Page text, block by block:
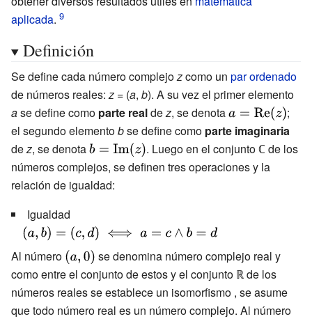
aplicada.
Definición
Se define cada número complejozcomo un par ordenado
de números reales:z = (a, b). A su vez el primer elemento
ase define como parte realdez, se denota{\displaystyle
a={\text{Re}}
(z)}
;
el segundo elementobse define como parte imaginaria
dez, se denota{\displaystyle
b={\text{Im}}
(z)}
. Luego en el conjunto ℂ de los
números complejos, se definen tres operaciones y la
relación de igualdad:
Igualdad
{\displaystyle
(a,b)=(c,d)\iff
a=c\land
b=d}
Al número {\displaystyle
(a,0)}
se denomina número complejo real y
como entre el conjunto de estos y el conjunto ℝ de los
números reales se establece un isomorfismo , se asume
que todo número real es un número complejo. Al número